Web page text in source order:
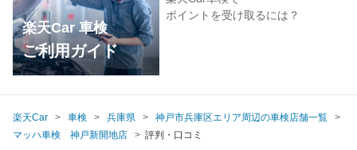
楽天Car 車検
ご利用ガイド
ポイントを受け取るには？
楽天Car 車検 兵庫県
神戸市兵庫区エリア周辺の車検店舗一覧
マッハ車検 神戸新開地店
評判・口コミ